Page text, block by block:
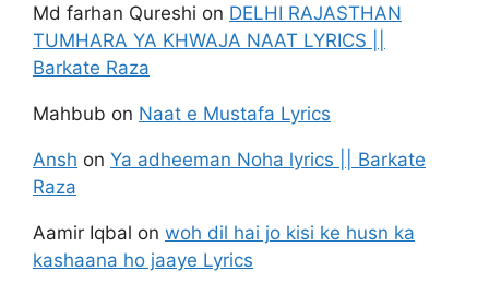
Md farhan Qureshi on DELHI RAJASTHAN
TUMHARA YA KHWAJA NAAT LYRICS ||
Barkate Raza
Mahbub on Naat e Mustafa Lyrics
Ansh on Ya adheeman Noha lyrics || Barkate
Raza
Aamir Iqbal on woh dil hai jo kisi ke husn ka
kashaana ho jaaye Lyrics